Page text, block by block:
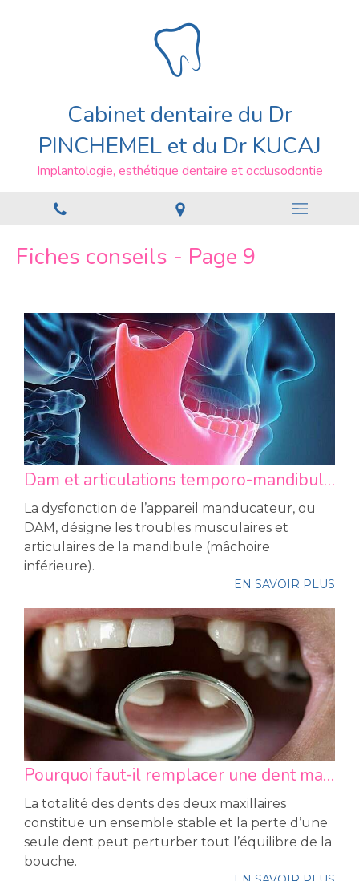
Cabinet dentaire du Dr
PINCHEMEL et du Dr KUCAJ
Implantologie, esthétique dentaire et occlusodontie
Fiches conseils - Page 9
Dam et articulations temporo-mandibulaires (atm)
La dysfonction de l’appareil manducateur, ou
DAM, désigne les troubles musculaires et
articulaires de la mandibule (mâchoire
inférieure).
EN SAVOIR PLUS
Pourquoi faut-il remplacer une dent manquante ?
La totalité des dents des deux maxillaires
constitue un ensemble stable et la perte d’une
seule dent peut perturber tout l’équilibre de la
bouche.